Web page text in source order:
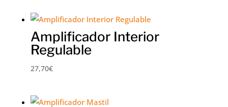
Amplificador Interior
Regulable
27,70€